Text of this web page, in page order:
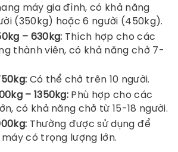
máy gia đình, có khả năng
(350kg) hoặc 6 người (450kg).
– 630kg: Thích hợp cho các
thành viên, có khả năng chở 7-
Có thể chở trên 10 người.
– 1350kg: Phù hợp cho các
có khả năng chở từ 15-18 người.
Thường được sử dụng để
có trọng lượng lớn.